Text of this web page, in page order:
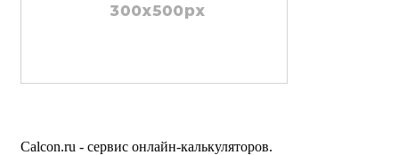
Calcon.ru - сервис онлайн-калькуляторов.